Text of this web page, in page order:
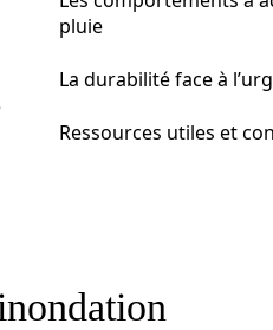
pluie
La durabilité face à
Ressources utiles et